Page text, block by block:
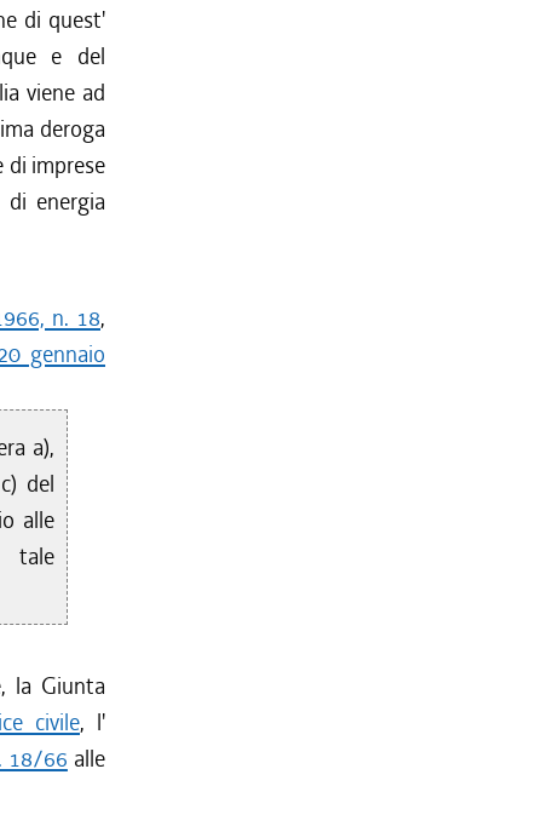
di quest'
e del
viene ad
deroga
di imprese
energia
n. 18,
gennaio
a),
del
alle
tale
la Giunta
civile, l'
18/66 alle